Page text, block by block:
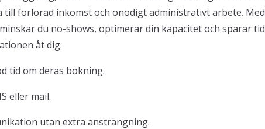
förlorad inkomst och onödigt administrativt arbete. Med
du no-shows, optimerar din kapacitet och sparar tid
åt dig.
tid om deras bokning.
eller mail.
utan extra ansträngning.